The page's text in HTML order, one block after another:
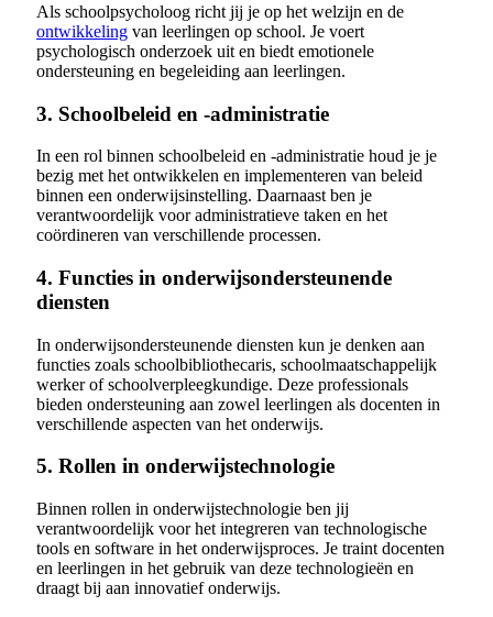
Als schoolpsycholoog richt jij je op het welzijn en de
ontwikkeling van leerlingen op school. Je voert
psychologisch onderzoek uit en biedt emotionele
ondersteuning en begeleiding aan leerlingen.
3. Schoolbeleid en -administratie
In een rol binnen schoolbeleid en -administratie houd je je
bezig met het ontwikkelen en implementeren van beleid
binnen een onderwijsinstelling. Daarnaast ben je
verantwoordelijk voor administratieve taken en het
coördineren van verschillende processen.
4. Functies in onderwijsondersteunende
diensten
In onderwijsondersteunende diensten kun je denken aan
functies zoals schoolbibliothecaris, schoolmaatschappelijk
werker of schoolverpleegkundige. Deze professionals
bieden ondersteuning aan zowel leerlingen als docenten in
verschillende aspecten van het onderwijs.
5. Rollen in onderwijstechnologie
Binnen rollen in onderwijstechnologie ben jij
verantwoordelijk voor het integreren van technologische
tools en software in het onderwijsproces. Je traint docenten
en leerlingen in het gebruik van deze technologieën en
draagt bij aan innovatief onderwijs.